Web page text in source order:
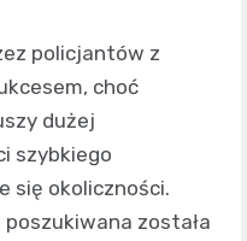
policjantów z
choć
dużej
szybkiego
się okoliczności.
została